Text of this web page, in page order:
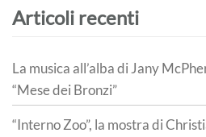
Articoli recenti
La musica all’alba di Jany
“Mese dei Bronzi”
“Interno Zoo”, la mostra di